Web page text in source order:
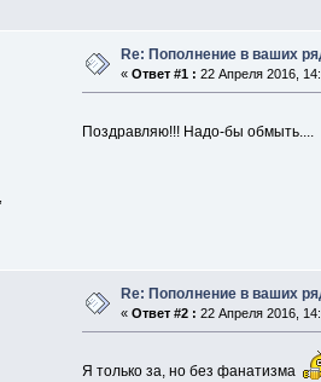
Re: Пополнение в ваших
«Ответ #1 : 22 Апреля 2016,
Поздравляю!!! Надо-бы обмыть....
Re: Пополнение в ваших
«Ответ #2 : 22 Апреля 2016,
Я только за, но без фанатизма